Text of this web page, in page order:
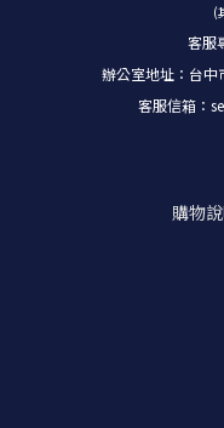
(
客服
辦公室地址：台中
客服信箱：
購物